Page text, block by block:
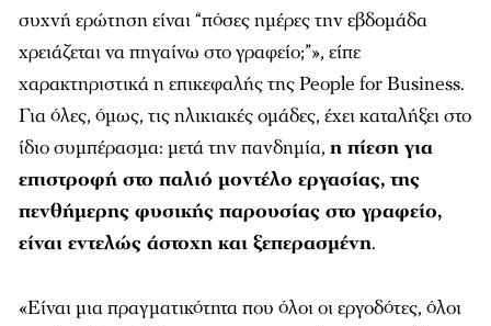
συχνή ερώτηση είναι “πόσες ημέρες την εβδομάδα
χρειάζεται να πηγαίνω στο γραφείο;”», είπε
χαρακτηριστικά η επικεφαλής της People for Business.
Για όλες, όμως, τις ηλικιακές ομάδες, έχει καταλήξει στο
ίδιο συμπέρασμα: μετά την πανδημία, η πίεση για
επιστροφή στο παλιό μοντέλο εργασίας, της
πενθήμερης φυσικής παρουσίας στο γραφείο,
είναι εντελώς άστοχη και ξεπερασμένη.
«Είναι μια πραγματικότητα που όλοι οι εργοδότες, όλοι